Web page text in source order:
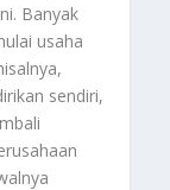
Banyak
usaha
sendiri,